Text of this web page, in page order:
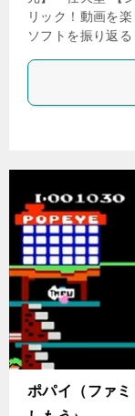
リック！動画を
ソフトを振り返
ポパイ（ファ